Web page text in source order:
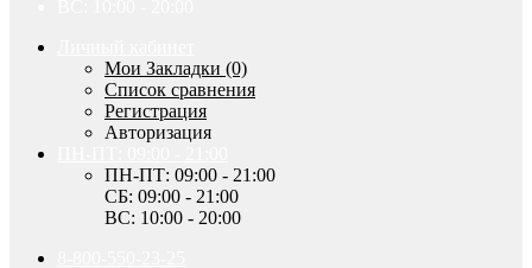
Мои Закладки (0)
Список сравнения
Регистрация
Авторизация
ПН-ПТ: 09:00 - 21:00
СБ: 09:00 - 21:00
ВС: 10:00 - 20:00